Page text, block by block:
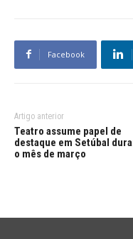
Facebook
Artigo anterior
Teatro assume papel de
destaque em Setúbal
o mês de março